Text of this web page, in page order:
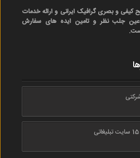
کیفی و بصری گرافیک ایرانی و ارائه خدمات
عین جلب نظر و تامین ایده های سفارش